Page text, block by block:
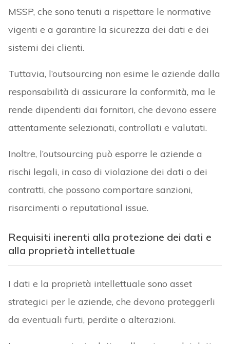
MSSP, che sono tenuti a rispettare le normative
vigenti e a garantire la sicurezza dei dati e dei
sistemi dei clienti.
Tuttavia, l’outsourcing non esime le aziende dalla
responsabilità di assicurare la conformità, ma le
rende dipendenti dai fornitori, che devono essere
attentamente selezionati, controllati e valutati.
Inoltre, l’outsourcing può esporre le aziende a
rischi legali, in caso di violazione dei dati o dei
contratti, che possono comportare sanzioni,
risarcimenti o reputational issue.
Requisiti inerenti alla protezione dei dati e
alla proprietà intellettuale
I dati e la proprietà intellettuale sono asset
strategici per le aziende, che devono proteggerli
da eventuali furti, perdite o alterazioni.